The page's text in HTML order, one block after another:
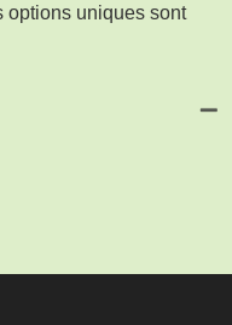
options uniques sont